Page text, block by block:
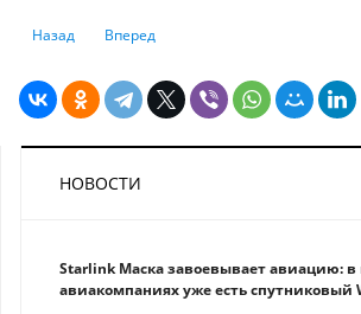
Предыдущий: Ждать ли казахстанцам
Назад Следующий: Последствия засухи.
Вперед
НОВОСТИ
Starlink Маска завоевывает авиацию: в
авиакомпаниях уже есть спутниковый